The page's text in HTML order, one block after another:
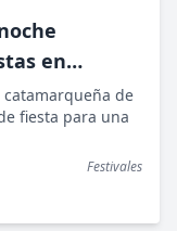
en
de
fiesta para una
Festivales